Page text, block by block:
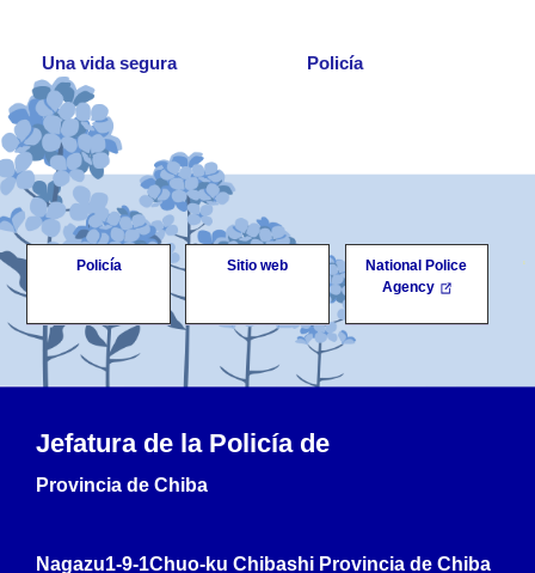
Una vida segura Policía
Policía Sitio web
National Police
Agency
Jefatura de la Policía de
Provincia de Chiba
Nagazu1-9-1Chuo-ku Chibashi Provincia de Chiba